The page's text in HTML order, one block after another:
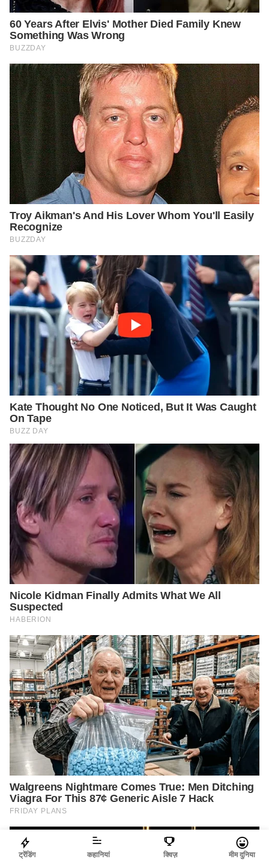
ट्रेंडिंग कहानियां क्विज़ मीम दुनिया